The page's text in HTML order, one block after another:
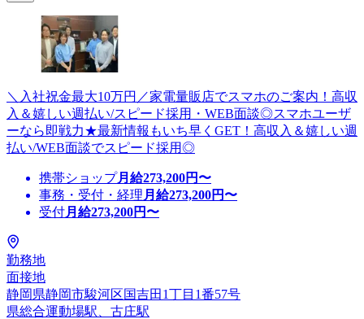
＼入社祝金最大10万円／家電量販店でスマホのご案内！高収
入＆嬉しい週払い/スピード採用・WEB面談◎スマホユーザ
ーなら即戦力★最新情報もいち早くGET！高収入＆嬉しい週
払い/WEB面談でスピード採用◎
携帯ショップ月給273,200円〜
事務・受付・経理 月給273,200円〜
受付月給273,200円〜
勤務地
面接地
静岡県静岡市駿河区国吉田1丁目1番57号
県総合運動場駅、古庄駅